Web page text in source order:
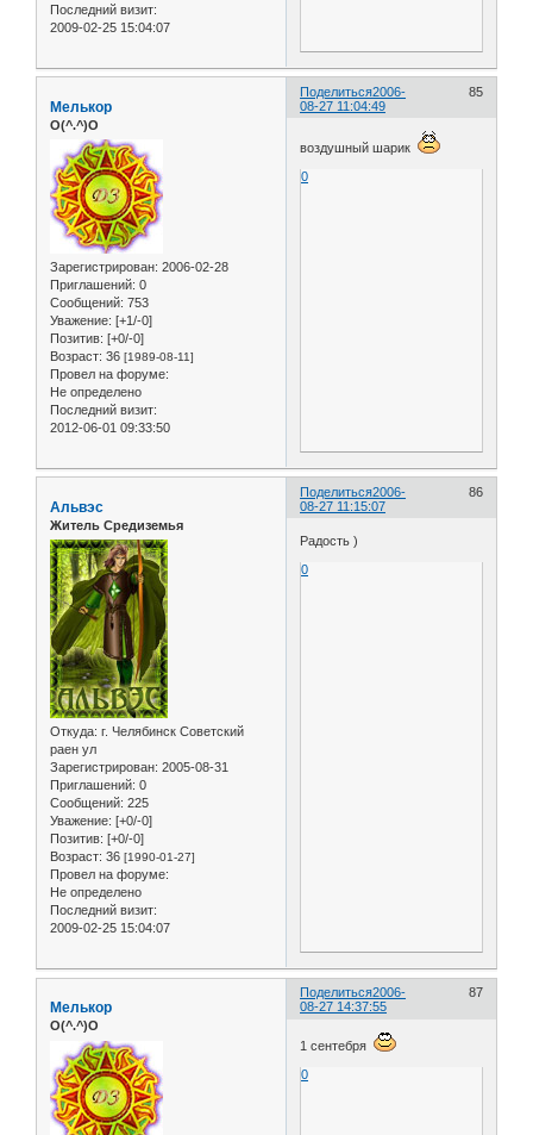
Последний визит:
2009-02-25 15:04:07
Поделиться 85
2006-
08-27 11:04:49
Мелькор
O(^.^)O
Зарегистрирован: 2006-02-28
Приглашений: 0
Сообщений: 753
Уважение: [+1/-0]
Позитив: [+0/-0]
Возраст: 36 [1989-08-11]
Провел на форуме:
Не определено
Последний визит:
2012-06-01 09:33:50
воздушный шарик
0
Поделиться 86
2006-
08-27 11:15:07
Альвэс
Житель Средиземья
Откуда: г. Челябинск Советский
раен ул
Зарегистрирован: 2005-08-31
Приглашений: 0
Сообщений: 225
Уважение: [+0/-0]
Позитив: [+0/-0]
Возраст: 36 [1990-01-27]
Провел на форуме:
Не определено
Последний визит:
2009-02-25 15:04:07
Радость )
0
Поделиться 87
2006-
08-27 14:37:55
Мелькор
O(^.^)O
1 сентебря
0